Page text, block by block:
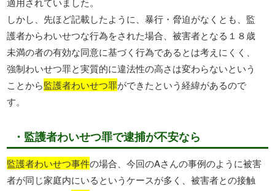
しかし、先ほど記載したように、暴行・脅迫がなくとも、監
護者からわいせつな行為をされた場合、被害者となる１８歳
未満の者の有効な同意に基づく行為であるとは考えにくく、
強制わいせつ罪と実質的に違法性の高さは変わらないという
ことから監護者わいせつ罪ができたという経緯があるので
す。
・監護者わいせつ罪で逮捕が不安なら
監護者わいせつ事件の場合、今回のAさんの事例のように被害
者が同じ家庭内にいるというケースが多く、被害者との接触